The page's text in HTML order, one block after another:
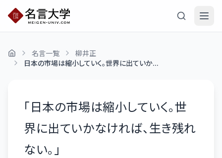
名言一覧
柳井正
日本の市場は縮小していく。世界に出ていか...
「日本の市場は縮小していく。世
界に出ていかなければ、生き残れ
ない。 」